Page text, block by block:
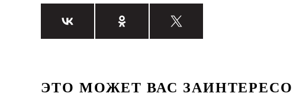
ЭТО МОЖЕТ ВАС